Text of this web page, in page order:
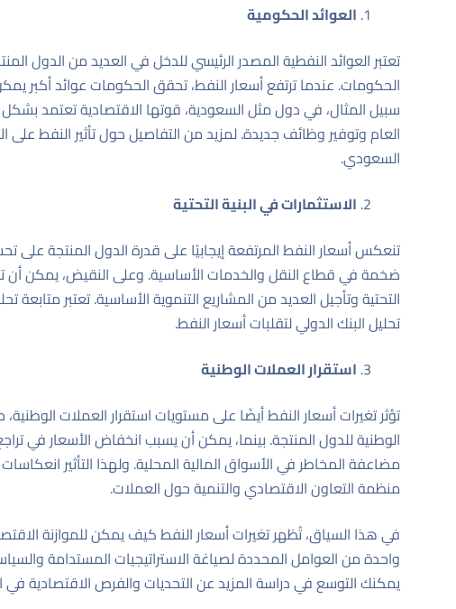
العوائد الحكومية
تعتبر العوائد النفطية المصدر الرئيسي للدخل في العديد من الدول
الحكومات. عندما ترتفع أسعار النفط، تحقق الحكومات عوائد أكبر
سبيل المثال، في دول مثل السعودية، قوتها الاقتصادية تعتمد بشكل
العام وتوفير وظائف جديدة. لمزيد من التفاصيل حول تأثير النفط
السعودي.
الاستثمارات في البنية التحتية
تنعكس أسعار النفط المرتفعة إيجابيًا على قدرة الدول المنتجة على
ضخمة في قطاع النقل والخدمات الأساسية. وعلى النقيض، يمكن أن
التحتية وتأجيل العديد من المشاريع التنموية الأساسية. تعتبر
تحليل البنك الدولي لتقلبات أسعار النفط.
استقرار العملات الوطنية
تؤثر تغيرات أسعار النفط أيضًا على مستويات استقرار العملات
الوطنية للدول المنتجة. بينما، يمكن أن يسبب انخفاض الأسعار في
مضاعفة المخاطر في الأسواق المالية المحلية. ولهذا التأثير
منظمة التعاون الاقتصادي والتنمية حول العملات.
في هذا السياق، تُظهر تغيرات أسعار النفط كيف يمكن للموازنة
واحدة من العوامل المحددة لصياغة الاستراتيجيات المستدامة
يمكنك التوسع في دراسة المزيد عن التحديات والفرص الاقتصادية في